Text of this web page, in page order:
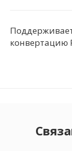
конвертацию